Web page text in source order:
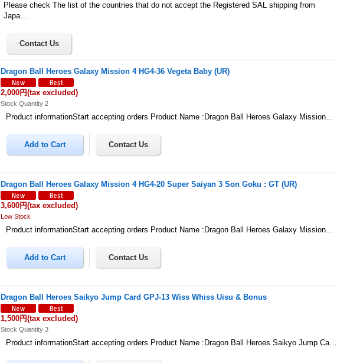
Please check The list of the countries that do not accept the Registered SAL shipping from
Japa…
Dragon Ball Heroes Galaxy Mission 4 HG4-36 Vegeta Baby (UR)
2,000円(tax excluded)
Stock Quantity 2
Product informationStart accepting orders Product Name :Dragon Ball Heroes Galaxy Mission…
Dragon Ball Heroes Galaxy Mission 4 HG4-20 Super Saiyan 3 Son Goku : GT (UR)
3,600円(tax excluded)
Low Stock
Product informationStart accepting orders Product Name :Dragon Ball Heroes Galaxy Mission…
Dragon Ball Heroes Saikyo Jump Card GPJ-13 Wiss Whiss Uisu & Bonus
1,500円(tax excluded)
Stock Quantity 3
Product informationStart accepting orders Product Name :Dragon Ball Heroes Saikyo Jump Ca…